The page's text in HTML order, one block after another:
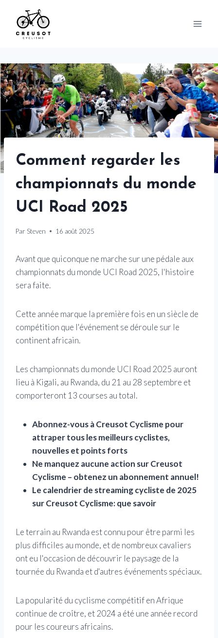
content
Comment regarder les
championnats du monde
UCI Road 2025
Par Steven 16 août 2025
Avant que quiconque ne marche sur une pédale aux
championnats du monde UCI Road 2025, l'histoire
sera faite.
Cette année marque la première fois en un siècle de
compétition que l'événement se déroule sur le
continent africain.
Les championnats du monde UCI Road 2025 auront
lieu à Kigali, au Rwanda, du 21 au 28 septembre et
comporteront 13 courses au total.
Abonnez-vous à Creusot Cyclisme pour
attraper tous les meilleurs cyclistes,
nouvelles et points forts
Ne manquez aucune action sur Creusot
Cyclisme – obtenez un abonnement annuel!
Le calendrier de streaming cycliste de 2025
sur Creusot Cyclisme: que savoir
Le terrain au Rwanda est connu pour être parmi les
plus difficiles au monde, et de nombreux cavaliers
ont eu l'occasion de découvrir le paysage de la
tournée du Rwanda et d'autres événements spéciaux.
La popularité du cyclisme compétitif en Afrique
continue de croître, et 2024 a été une année record
pour les coureurs africains.